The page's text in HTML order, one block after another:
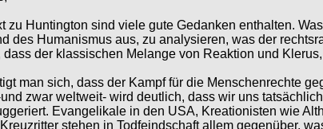
zu Huntington sind viele gute Gedanken enthalten.
des Humanismus aus, zu analysieren, was der
dass der klassischen Melange von Reaktion und
man sich, dass der Kampf für die Menschenrechte
zwar weltweit- wird deutlich, dass wir uns
Evangelikale in den USA, Kreationisten wie
stehen in Todfeindschaft allem gegenüber,